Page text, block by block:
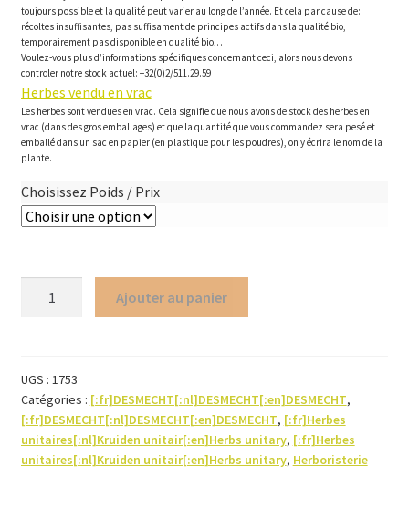
toujours possible et la qualité peut varier au long de l’année. Et cela par cause de:
récoltes insuffisantes, pas suffisament de principes actifs dans la qualité bio,
temporairement pas disponible en qualité bio,…
Voulez-vous plus d’informations spécifiques concernant ceci, alors nous devons
controler notre stock actuel: +32(0)2/511.29.59
Herbes vendu en vrac
Les herbes sont vendues en vrac. Cela signifie que nous avons de stock des herbes en
vrac (dans des gros emballages) et que la quantité que vous commandez sera pesé et
emballé dans un sac en papier (en plastique pour les poudres), on y écrira le nom de la
plante.
Choisissez Poids / Prix
poudre)
Ajouter au panier
UGS : 1753
Catégories : [:fr]DESMECHT[:nl]DESMECHT[:en]DESMECHT,
[:fr]DESMECHT[:nl]DESMECHT[:en]DESMECHT, [:fr]Herbes
unitaires[:nl]Kruiden unitair[:en]Herbs unitary, [:fr]Herbes
unitaires[:nl]Kruiden unitair[:en]Herbs unitary, Herboristerie